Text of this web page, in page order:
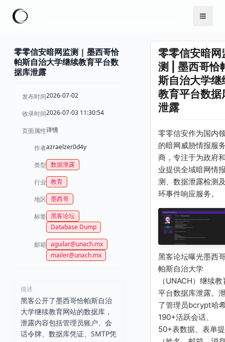
零零信安暗网监测 | 墨西哥恰
帕斯自治大学继续教育平台数
据库泄露
发布时间2026-07-02
收录时间2026-07-03 11:30:54
页面属性详情
作者azraelzer0d4y
类型 数据泄露
行业 教育
地区 墨西哥
标签 黑客论坛
Database Dump
邮箱 aguilar@unach.mx
mailer@unach.mx
描述
黑客公开了墨西哥恰帕斯自治
大学继续教育网站的数据库，
泄露内容包括管理员账户、会
话令牌、数据库凭证、SMTP凭
零零信安暗网
测 | 墨西哥恰
斯自治大学继
教育平台数据
泄露
零零信安作为国内
的暗网威胁情报服
商，专注于为政府
业提供全域暗网情
测、数据泄露检测
环事件响应服务。
黑客论坛曝光墨西
帕斯自治大学
（UNACH）继续教
平台数据库泄露。
了管理员bcrypt哈
190+活跃会话、
50+表数据、表单